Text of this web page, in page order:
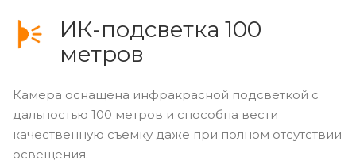
ИК-подсветка 100
метров
Камера оснащена инфракрасной подсветкой с
дальностью 100 метров и способна вести
качественную съемку даже при полном отсутствии
освещения.